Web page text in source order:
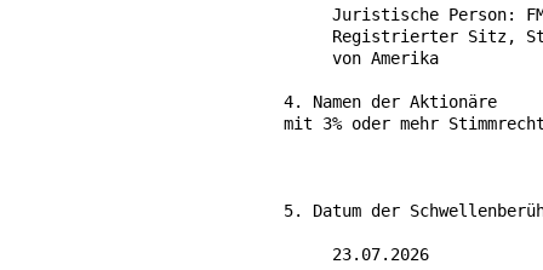
Juristische Person:
Registrierter Sitz,
     von Amerika
4. Namen der Aktionäre
mit 3% oder mehr
5. Datum der
     23.07.2026